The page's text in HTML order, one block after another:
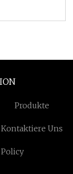
Produkte
Kontaktiere Uns